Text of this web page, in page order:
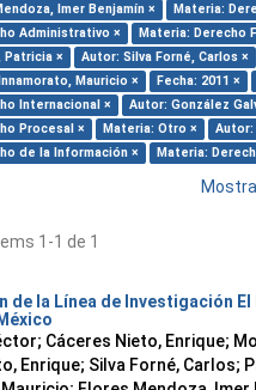
Imer Benjamín ×
Materia:
Administrativo ×
Materia: Derecho
Patricia ×
Autor: Silva Forné, Carlos ×
Mauricio ×
Fecha: 2011 ×
Internacional ×
Autor: González
Procesal ×
Materia: Otro ×
Autor:
de la Información ×
Materia:
1-1 de 1
de la Línea de Investigación
; Cáceres Nieto, Enrique;
Enrique; Silva Forné, Carlos;